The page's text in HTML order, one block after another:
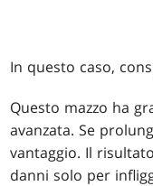
In questo caso,
Questo mazzo ha
avanzata. Se
vantaggio. Il
danni solo per